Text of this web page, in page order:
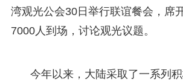
湾观光公会30日举行联谊餐会，席
7000人到场，讨论观光议题。
今年以来，大陆采取了一系列